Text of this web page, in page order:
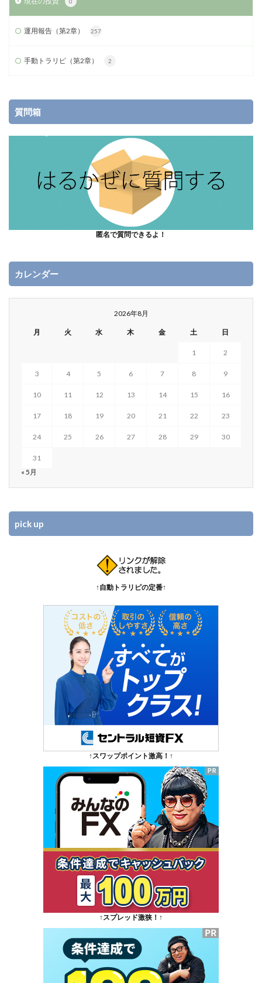
運用報告（第2章） 257
手動トラリピ（第2章） 2
質問箱
匿名で質問できるよ！
カレンダー
2026年8月
月 火 水 木 金 土 日
1 2
3 4 5 6 7 8 9
10 11 12 13 14 15 16
17 18 19 20 21 22 23
24 25 26 27 28 29 30
31
« 5月
pick up
↑自動トラリピの定番↑
↑スワップポイント激高！↑
↑スプレッド激狭！↑